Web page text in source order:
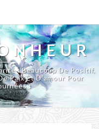
: Beaucoup De Positif,
Paix Et D'amour Pour
!